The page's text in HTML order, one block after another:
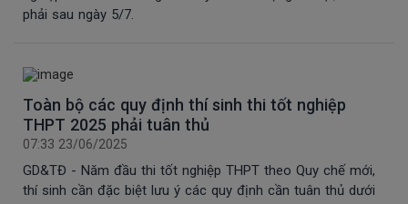
phải sau ngày 5/7.
Toàn bộ các quy định thí sinh thi tốt nghiệp
THPT 2025 phải tuân thủ
07:33 23/06/2025
GD&TĐ - Năm đầu thi tốt nghiệp THPT theo Quy chế mới,
thí sinh cần đặc biệt lưu ý các quy định cần tuân thủ dưới